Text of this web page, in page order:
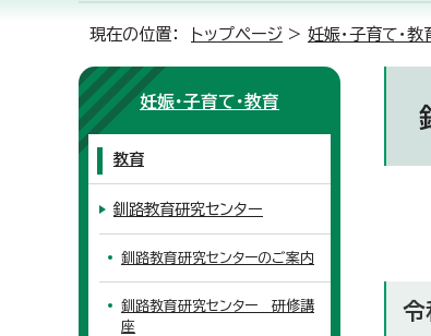
現在の位置： トップページ > 妊娠・子育て・教
令
妊娠・子育て・教育
教育
釧路教育研究センター
釧路教育研究センターのご案内
釧路教育研究センター 研修講
座